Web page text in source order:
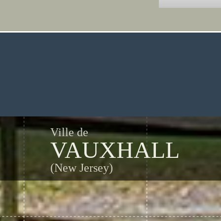
Ville de
VAUXHALL
(New Jersey)